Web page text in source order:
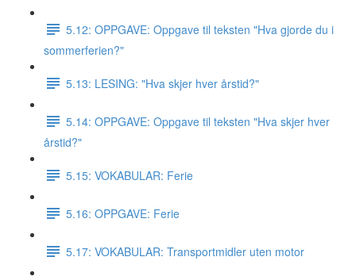
5.12: OPPGAVE: Oppgave til teksten "Hva gjorde du i
sommerferien?"
5.13: LESING: "Hva skjer hver årstid?"
5.14: OPPGAVE: Oppgave til teksten "Hva skjer hver
årstid?"
5.15: VOKABULAR: Ferie
5.16: OPPGAVE: Ferie
5.17: VOKABULAR: Transportmidler uten motor